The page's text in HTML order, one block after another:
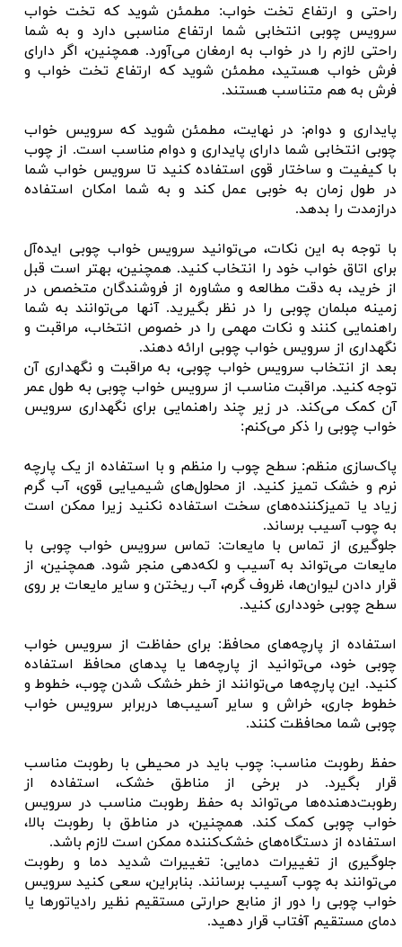
راحتی و ارتفاع تخت خواب: مطمئن شوید که تخت خواب
سرویس چوبی انتخابی شما ارتفاع مناسبی دارد و به شما
راحتی لازم را در خواب به ارمغان می‌آورد. همچنین، اگر دارای
فرش خواب هستید، مطمئن شوید که ارتفاع تخت خواب و
فرش به هم متناسب هستند.
پایداری و دوام: در نهایت، مطمئن شوید که سرویس خواب
چوبی انتخابی شما دارای پایداری و دوام مناسب است. از چوب
با کیفیت و ساختار قوی استفاده کنید تا سرویس خواب شما
در طول زمان به خوبی عمل کند و به شما امکان استفاده
درازمدت را بدهد.
با توجه به این نکات، می‌توانید سرویس خواب چوبی ایده‌آل
برای اتاق خواب خود را انتخاب کنید. همچنین، بهتر است قبل
از خرید، به دقت مطالعه و مشاوره از فروشندگان متخصص در
زمینه مبلمان چوبی را در نظر بگیرید. آنها می‌توانند به شما
راهنمایی کنند و نکات مهمی را در خصوص انتخاب، مراقبت و
نگهداری از سرویس خواب چوبی ارائه دهند.
بعد از انتخاب سرویس خواب چوبی، به مراقبت و نگهداری آن
توجه کنید. مراقبت مناسب از سرویس خواب چوبی به طول عمر
آن کمک می‌کند. در زیر چند راهنمایی برای نگهداری سرویس
خواب چوبی را ذکر می‌کنم:
پاک‌سازی منظم: سطح چوب را منظم و با استفاده از یک پارچه
نرم و خشک تمیز کنید. از محلول‌های شیمیایی قوی، آب گرم
زیاد یا تمیزکننده‌های سخت استفاده نکنید زیرا ممکن است
به چوب آسیب برساند.
جلوگیری از تماس با مایعات: تماس سرویس خواب چوبی با
مایعات می‌تواند به آسیب و لکه‌دهی منجر شود. همچنین، از
قرار دادن لیوان‌ها، ظروف گرم، آب ریختن و سایر مایعات بر روی
سطح چوبی خودداری کنید.
استفاده از پارچه‌های محافظ: برای حفاظت از سرویس خواب
چوبی خود، می‌توانید از پارچه‌ها یا پد‌های محافظ استفاده
کنید. این پارچه‌ها می‌توانند از خطر خشک شدن چوب، خطوط و
خطوط جاری، خراش و سایر آسیب‌ها دربرابر سرویس خواب
چوبی شما محافظت کنند.
حفظ رطوبت مناسب: چوب باید در محیطی با رطوبت مناسب
قرار بگیرد. در برخی از مناطق خشک، استفاده از
رطوبت‌دهنده‌ها می‌تواند به حفظ رطوبت مناسب در سرویس
خواب چوبی کمک کند. همچنین، در مناطق با رطوبت بالا،
استفاده از دستگاه‌های خشک‌کننده ممکن است لازم باشد.
جلوگیری از تغییرات دمایی: تغییرات شدید دما و رطوبت
می‌توانند به چوب آسیب برسانند. بنابراین، سعی کنید سرویس
خواب چوبی را دور از منابع حرارتی مستقیم نظیر رادیاتورها یا
دمای مستقیم آفتاب قرار دهید.